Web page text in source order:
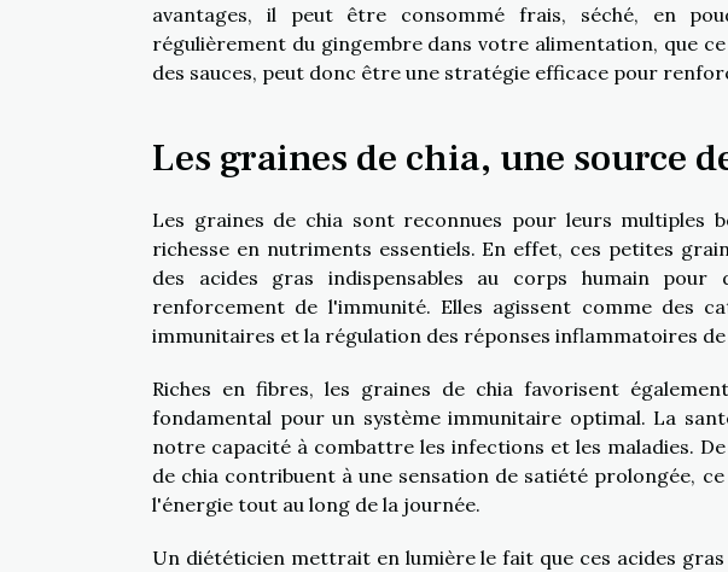
avantages, il peut être consommé frais, séché, en
régulièrement du gingembre dans votre alimentation, que
des sauces, peut donc être une stratégie efficace pour
Les graines de chia, une source
Les graines de chia sont reconnues pour leurs multiples
richesse en nutriments essentiels. En effet, ces petites
des acides gras indispensables au corps humain
renforcement de l'immunité. Elles agissent comme des
immunitaires et la régulation des réponses inflammatoires
Riches en fibres, les graines de chia favorisent
fondamental pour un système immunitaire optimal. La
notre capacité à combattre les infections et les maladies.
de chia contribuent à une sensation de satiété prolongée,
l'énergie tout au long de la journée.
Un diététicien mettrait en lumière le fait que ces acides